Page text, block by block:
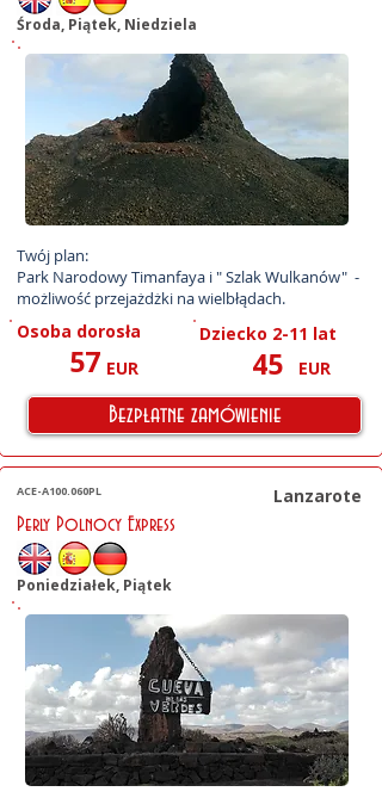
Środa, Piątek, Niedziela
Twój plan:
Park Narodowy Timanfaya i " Szlak Wulkanów"  -
możliwość przejażdżki na wielbłądach.
Osoba dorosła
57 EUR
Dziecko 2-11 lat
45 EUR
Bezpłatne zamówienie
ACE-A100.060PL
Lanzarote
Perly Polnocy Express
Poniedziałek, Piątek